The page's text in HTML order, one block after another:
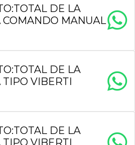
DE LA
COMANDO MANUAL
DE LA
TIPO VIBERTI
DE LA
TIPO VIBERTI